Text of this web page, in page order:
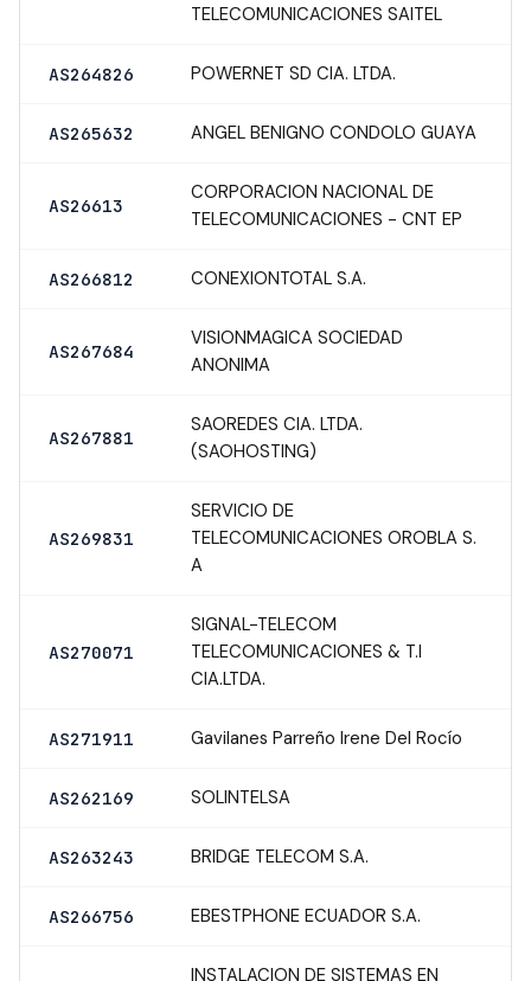
TELECOMUNICACIONES SAITEL
AS264826 POWERNET SD CIA. LTDA.
AS265632 ANGEL BENIGNO CONDOLO GUAYA
AS26613
CORPORACION NACIONAL DE
TELECOMUNICACIONES - CNT EP
AS266812 CONEXIONTOTAL S.A.
AS267684
VISIONMAGICA SOCIEDAD
ANONIMA
AS267881
SAOREDES CIA. LTDA.
(SAOHOSTING)
AS269831
SERVICIO DE
TELECOMUNICACIONES OROBLA S.
A
AS270071
SIGNAL-TELECOM
TELECOMUNICACIONES & T.I
CIA.LTDA.
AS271911 Gavilanes Parreño Irene Del Rocío
AS262169 SOLINTELSA
AS263243 BRIDGE TELECOM S.A.
AS266756 EBESTPHONE ECUADOR S.A.
INSTALACION DE SISTEMAS EN